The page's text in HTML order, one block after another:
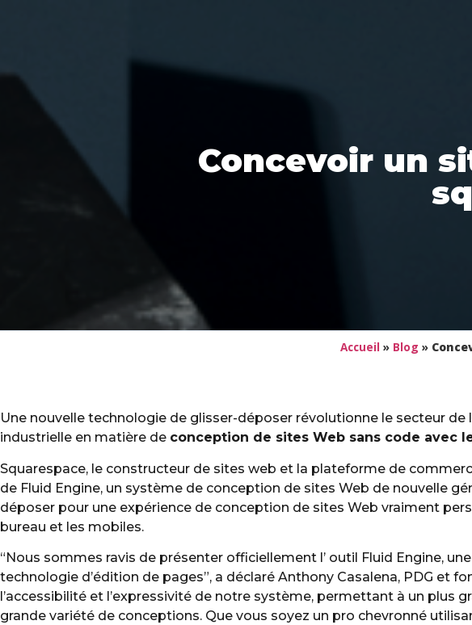
Concevoir un
Accueil » Blog »
Une nouvelle technologie de glisser-déposer révolutionne le secteur
industrielle en matière de conception de sites Web sans code avec
Squarespace, le constructeur de sites web et la plateforme de
de Fluid Engine, un système de conception de sites Web de nouvelle
déposer pour une expérience de conception de sites Web vraiment
bureau et les mobiles.
“Nous sommes ravis de présenter officiellement l’ outil Fluid Engine,
technologie d’édition de pages”, a déclaré Anthony Casalena, PDG et
l’accessibilité et l’expressivité de notre système, permettant à un plus
grande variété de conceptions. Que vous soyez un pro chevronné